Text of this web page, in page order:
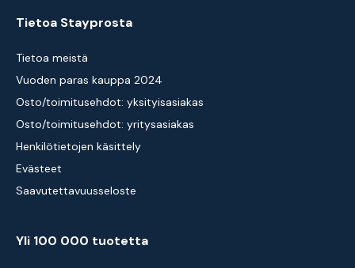
Tietoa Stayprosta
Tietoa meistä
Vuoden paras kauppa 2024
Osto/toimitusehdot: yksityisasiakas
Osto/toimitusehdot: yritysasiakas
Henkilötietojen käsittely
Evästeet
Saavutettavuusseloste
Yli 100 000 tuotetta